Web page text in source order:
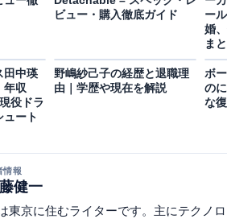
ビュー・購入徹底ガイド
ー
婚
ま
田中瑛
年収
役ドラ
ュート
野嶋紗己子の経歴と退職理
由｜学歴や現在を解説
ボ
の
な
情報
健一
東京に住むライターです。主にテクノ